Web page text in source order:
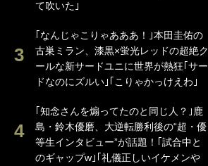
て吹いた｣
｢なんじゃこりゃあああ！｣本田圭佑の
古巣ミラン、漆黒×蛍光レッドの超絶ク
ールな新サードユニに世界が熱狂｢サー
ドなのにズルい｣｢こりゃかっけえわ｣
｢知念さんを煽ってたのと同じ人？｣鹿
島・鈴木優磨、大逆転勝利後の“超・優
等生インタビュー”が話題！｢試合中と
のギャップw｣｢礼儀正しいイケメンや